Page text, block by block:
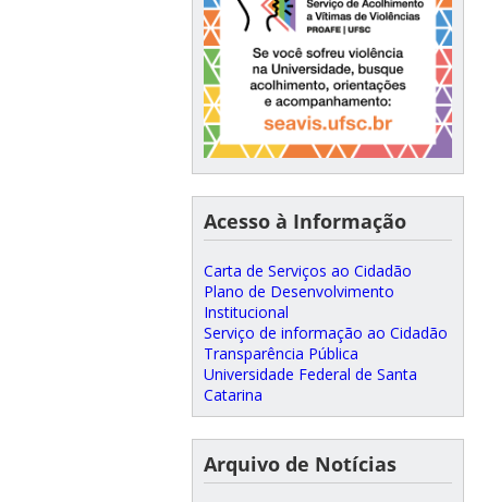
Acesso à Informação
Carta de Serviços ao Cidadão
Plano de Desenvolvimento
Institucional
Serviço de informação ao Cidadão
Transparência Pública
Universidade Federal de Santa
Catarina
Arquivo de Notícias